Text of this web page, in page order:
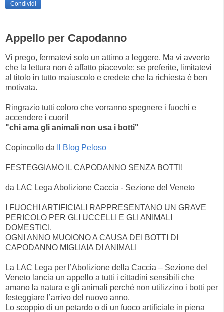
Condividi
Appello per Capodanno
Vi prego, fermatevi solo un attimo a leggere. Ma vi avverto
che la lettura non è affatto piacevole: se preferite, limitatevi
al titolo in tutto maiuscolo e credete che la richiesta è ben
motivata.
Ringrazio tutti coloro che vorranno spegnere i fuochi e
accendere i cuori!
"chi ama gli animali non usa i botti"
Copincollo da Il Blog Peloso
FESTEGGIAMO IL CAPODANNO SENZA BOTTI!
da LAC Lega Abolizione Caccia - Sezione del Veneto
I FUOCHI ARTIFICIALI RAPPRESENTANO UN GRAVE
PERICOLO PER GLI UCCELLI E GLI ANIMALI
DOMESTICI.
OGNI ANNO MUOIONO A CAUSA DEI BOTTI DI
CAPODANNO MIGLIAIA DI ANIMALI
La LAC Lega per l’Abolizione della Caccia – Sezione del
Veneto lancia un appello a tutti i cittadini sensibili che
amano la natura e gli animali perché non utilizzino i botti per
festeggiare l’arrivo del nuovo anno.
Lo scoppio di un petardo o di un fuoco artificiale in piena